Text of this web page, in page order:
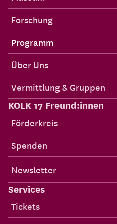
Inhalte
Figurentheater
Museum
Forschung
Programm
Über Uns
Vermittlung & Gruppen
KOLK 17 Freund:innen
Förderkreis
Spenden